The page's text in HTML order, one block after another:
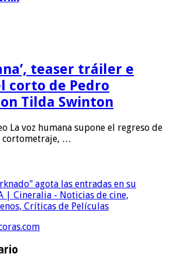
teaser tráiler e
corto de Pedro
Tilda Swinton
La voz humana supone el regreso de
cortometraje, …
agota las entradas en su
| Cineralia - Noticias de cine,
Críticas de Películas